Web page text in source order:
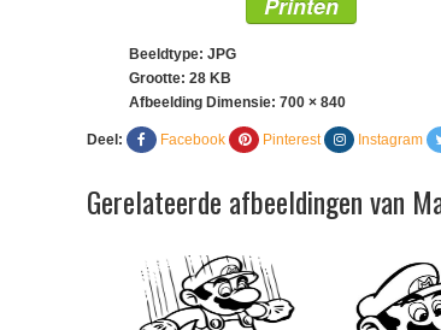
Beeldtype: JPG
Grootte: 28 KB
Afbeelding Dimensie: 700 × 840
Deel: Facebook Pinterest Instagram
Gerelateerde afbeeldingen van